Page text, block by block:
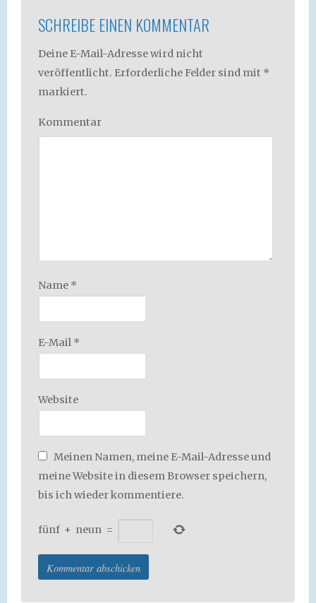
SCHREIBE EINEN KOMMENTAR
Deine E-Mail-Adresse wird nicht
veröffentlicht. Erforderliche Felder sind mit *
markiert.
Kommentar
Name *
E-Mail *
Website
Meinen Namen, meine E-Mail-Adresse und
meine Website in diesem Browser speichern,
bis ich wieder kommentiere.
fünf + neun =